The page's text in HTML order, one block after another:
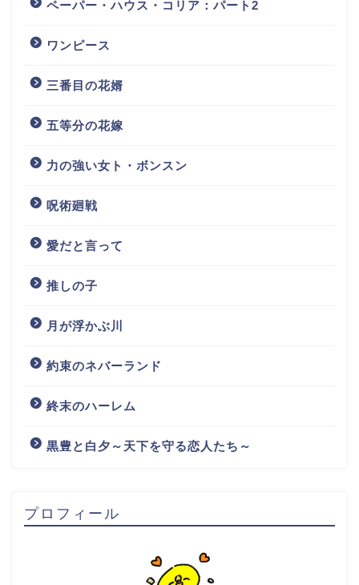
ペーパー・ハウス・コリア：パート2
ワンピース
三番目の花婿
五等分の花嫁
力の強い女ト・ボンスン
呪術廻戦
愛だと言って
推しの子
月が浮かぶ川
約束のネバーランド
終末のハーレム
黒豊と白夕～天下を守る恋人たち～
プロフィール